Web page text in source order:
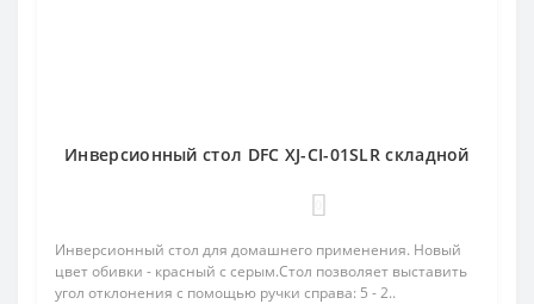
Инверсионный стол DFC XJ-CI-01SLR складной
Инверсионный стол для домашнего применения. Новый
цвет обивки - красный с серым.Стол позволяет выставить
угол отклонения с помощью ручки справа: 5 - 2..